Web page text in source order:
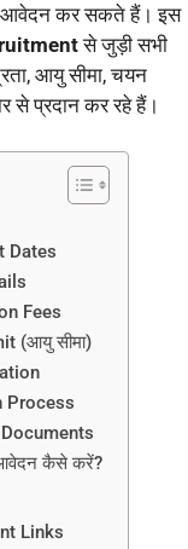
कर सकते हैं। इस
से जुड़ी सभी
आयु सीमा, चयन
से प्रदान कर रहे हैं।
Dates
Fees
(आयु सीमा)
Process
कैसे करें?
Links